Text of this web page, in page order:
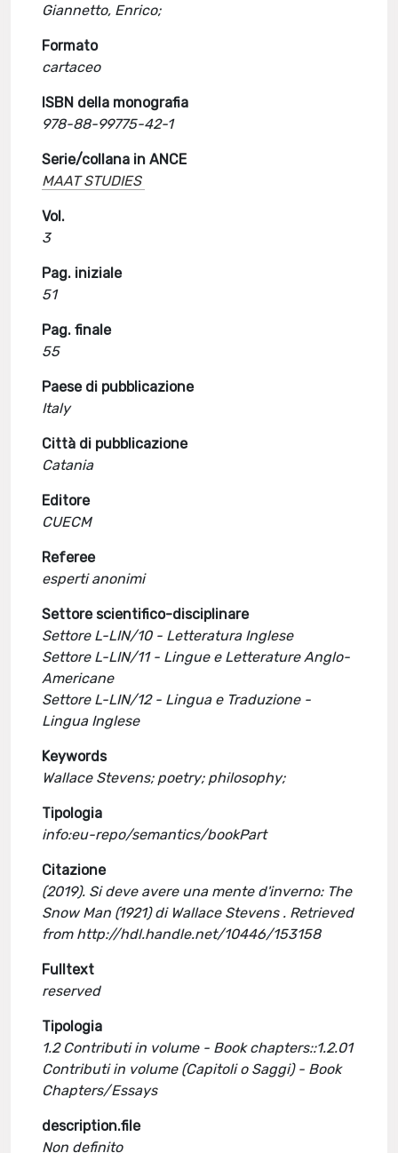
Giannetto, Enrico;
Formato
cartaceo
ISBN della monografia
978-88-99775-42-1
Serie/collana in ANCE
MAAT STUDIES
Vol.
3
Pag. iniziale
51
Pag. finale
55
Paese di pubblicazione
Italy
Città di pubblicazione
Catania
Editore
CUECM
Referee
esperti anonimi
Settore scientifico-disciplinare
Settore L-LIN/10 - Letteratura Inglese
Settore L-LIN/11 - Lingue e Letterature Anglo-
Americane
Settore L-LIN/12 - Lingua e Traduzione -
Lingua Inglese
Keywords
Wallace Stevens; poetry; philosophy;
Tipologia
info:eu-repo/semantics/bookPart
Citazione
(2019). Si deve avere una mente d'inverno: The
Snow Man (1921) di Wallace Stevens . Retrieved
from http://hdl.handle.net/10446/153158
Fulltext
reserved
Tipologia
1.2 Contributi in volume - Book chapters::1.2.01
Contributi in volume (Capitoli o Saggi) - Book
Chapters/Essays
description.file
Non definito